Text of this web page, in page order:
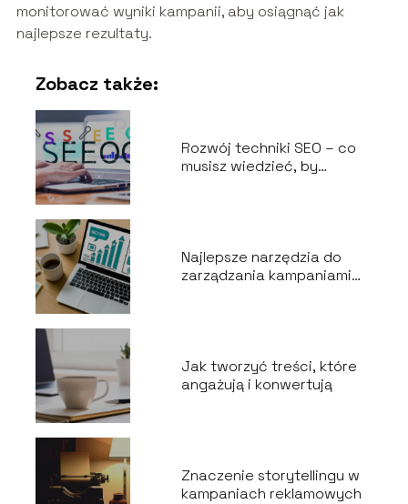
monitorować wyniki kampanii, aby osiągnąć jak
najlepsze rezultaty.
Zobacz także:
Rozwój techniki SEO – co
musisz wiedzieć, by
Najlepsze narzędzia do
zarządzania kampaniami
Jak tworzyć treści, które
angażują i konwertują
Znaczenie storytellingu w
kampaniach reklamowych